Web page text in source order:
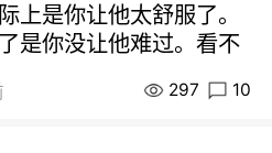
上是你让他太舒服了。
是你没让他难过。看不
297 10